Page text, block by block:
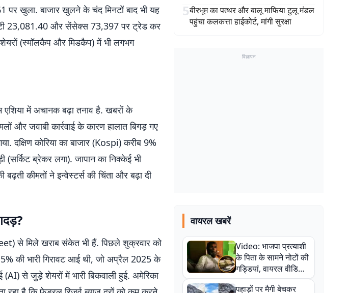
खुला. बाजार खुलने के चंद मिनटों बाद भी यह
23,081.40 और सेंसेक्स 73,397 पर ट्रेड कर
(स्मॉलकैप और मिडकैप) में भी लगभग
एशिया में अचानक बढ़ा तनाव है. खबरों के
और जवाबी कार्रवाई के कारण हालात बिगड़ गए
दक्षिण कोरिया का बाजार (Kospi) करीब 9%
ब्रेकर लगा). जापान का निक्केई भी
कीमतों ने इन्वेस्टर्स की चिंता और बढ़ा दी
से मिले खराब संकेत भी हैं. पिछले शुक्रवार को
की भारी गिरावट आई थी, जो अप्रैल 2025 के
से जुड़े शेयरों में भारी बिकवाली हुई. अमेरिका
5बीरभूम का पत्थर और बालू माफिया टुलू मंडल
पहुंचा कलकत्ता हाईकोर्ट, मांगी सुरक्षा
विज्ञापन
वायरल खबरें
Video: भाजपा प्रत्याशी
के पिता के सामने नोटों की
गड्डियां, वायरल वीडियो
से राजनीति में उबाल,
पहाड़ों पर मैगी बेचकर